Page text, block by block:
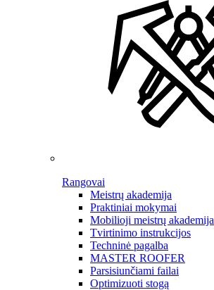
Rangovai
Meistrų akademija
Praktiniai mokymai
Mobilioji meistrų akademija
Tvirtinimo instrukcijos
Techninė pagalba
MASTER ROOFER
Parsisiunčiami failai
Optimizuoti stogą